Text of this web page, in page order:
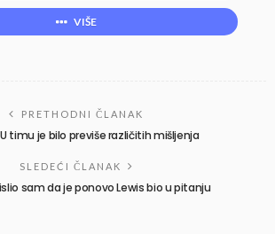
VIŠE
PRETHODNI ČLANAK
timu je bilo previše različitih mišljenja
SLEDEĆI ČLANAK
sam da je ponovo Lewis bio u pitanju